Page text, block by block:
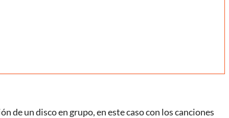
de un disco en grupo, en este caso con los canciones